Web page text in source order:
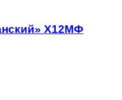
Х12МФ